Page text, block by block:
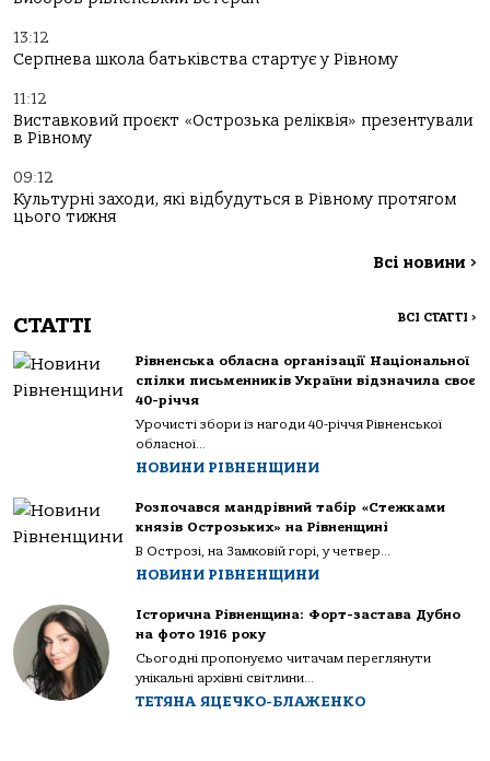
13:12
Серпнева школа батьківства стартує у Рівному
11:12
Виставковий проєкт «Острозька реліквія» презентували
в Рівному
09:12
Культурні заходи, які відбудуться в Рівному протягом
цього тижня
Всі новини >
СТАТТІ ВСІ СТАТТІ >
Рівненська обласна організації Національної
спілки письменників України відзначила своє
40-річчя
Урочисті збори із нагоди 40-річчя Рівненської
обласної...
НОВИНИ РІВНЕНЩИНИ
Розпочався мандрівний табір «Стежками
князів Острозьких» на Рівненщині
В Острозі, на Замковій горі, у четвер...
НОВИНИ РІВНЕНЩИНИ
Історична Рівненщина: Форт-застава Дубно
на фото 1916 року
Сьогодні пропонуємо читачам переглянути
унікальні архівні світлини...
ТЕТЯНА ЯЦЕЧКО-БЛАЖЕНКО